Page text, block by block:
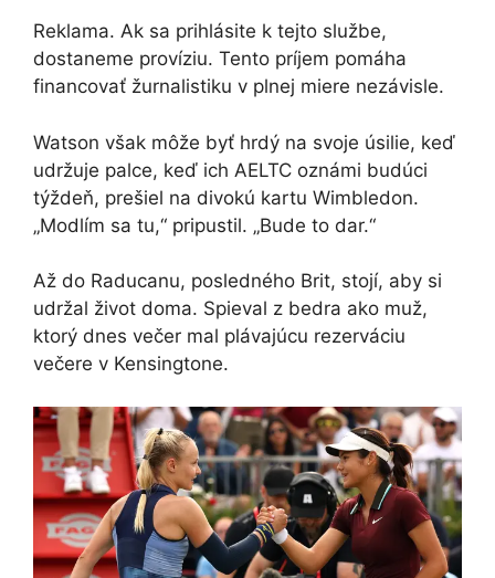
Reklama. Ak sa prihlásite k tejto službe,
dostaneme províziu. Tento príjem pomáha
financovať žurnalistiku v plnej miere nezávisle.
Watson však môže byť hrdý na svoje úsilie, keď
udržuje palce, keď ich AELTC oznámi budúci
týždeň, prešiel na divokú kartu Wimbledon.
„Modlím sa tu,“ pripustil. „Bude to dar.“
Až do Raducanu, posledného Brit, stojí, aby si
udržal život doma. Spieval z bedra ako muž,
ktorý dnes večer mal plávajúcu rezerváciu
večere v Kensingtone.